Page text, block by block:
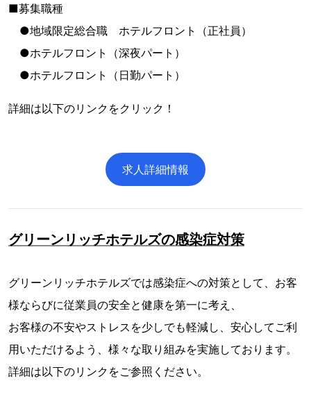
■募集職種
●地域限定総合職 ホテルフロント（正社員）
●ホテルフロント（深夜パート）
●ホテルフロント（日勤パート）
詳細は以下のリンクをクリック！
求人詳細情報
グリーンリッチホテルズの感染症対策
グリーンリッチホテルズでは感染症への対策として、お客
様ならびに従業員の安全と健康を第一に考え、
お客様の不安やストレスを少しでも軽減し、安心してご利
用いただけるよう、様々な取り組みを実施しております。
詳細は以下のリンクをご参照ください。